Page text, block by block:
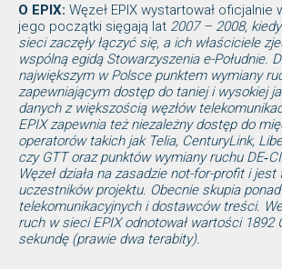
O EPIX: Węzeł EPIX wystartował oficjalnie
jego początki sięgają lat 2007 – 2008,
sieci zaczęły łączyć się, a ich właściciele
wspólną egidą Stowarzyszenia e-Południe.
największym w Polsce punktem wymiany
zapewniającym dostęp do taniej i wysokiej
danych z większością węzłów
EPIX zapewnia też niezależny dostęp do
operatorów takich jak Telia, CenturyLink,
czy GTT oraz punktów wymiany ruchu
Węzeł działa na zasadzie not-for-profit i
uczestników projektu. Obecnie skupia
telekomunikacyjnych i dostawców treści.
ruch w sieci EPIX odnotował wartości 1892
sekundę (prawie dwa terabity).